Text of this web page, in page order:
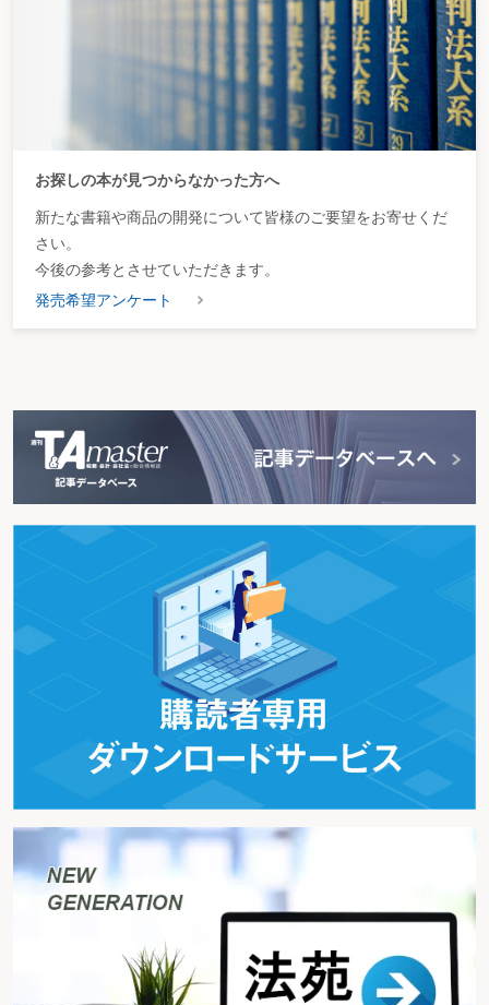
【参考書式１５】 個人事業の開業・廃業等届出書
（1）相続人の青色申告承認申請の期限
（2）青色申告承認申請書の作成と手続
【参考書式１６】 所得税の青色申告承認申請書
３ 青色事業専従者給与の届出
（1）青色事業専従者給与の届出の期限
（2）青色事業専従者給与の届出書の作成と手続
【参考書式１７】 青色事業専従者給与に関する届出書
第２ 消費税に関する手続を行う
〈フローチャート～消費税の税務処理〉
（1）相続があった場合の納税義務
（2）相続があった年の翌年および翌々年の判定
（1）消費税の届出書の提出期限
（2）届出書の作成と手続
【参考書式１８】 消費税課税事業者届出書
【参考書式１９】 相続・合併・分割等があったことにより課税事業者となる
場合の付表
【参考書式２０】 消費税課税事業者選択届出書
【参考書式２１】 消費税簡易課税制度選択届出書
第３ その他の税務処理を行う
〈フローチャート～その他の税務処理〉
１ 事業用資産の税務処理（減価償却など）
（1）相続した減価償却資産
（2）減価償却資産の償却方法の選定と届出
（3）相続があった場合の一括償却資産の取扱い
【参考書式２２】 所得税の減価償却資産の償却方法の届出書
２ 相続財産の税務処理（固定資産税など）
（1）相続した資産の固定資産税等
（2）相続した資産の取壊し
（3）相続財産を譲渡した場合の取得費の特例
【参考書式２３】 相続財産の取得費に加算される相続税の計算明細書
３ 未分割財産に係る税務処理
（2）各共同相続人の納税義務の判定
■第６章 相続財産の評価・算定、相続債務の確定
第１ 相続財産の範囲を確定させる
〈フローチャート～相続財産の範囲の確定〉
（1）不動産の調査
お探しの本が見つからなかった方へ
新たな書籍や商品の開発について皆様のご要望をお寄せくだ
さい。
今後の参考とさせていただきます。
発売希望アンケート